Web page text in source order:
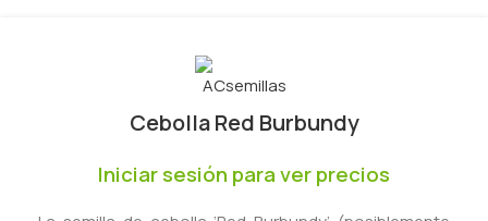
Cebolla Red Burbundy
Iniciar sesión para ver precios